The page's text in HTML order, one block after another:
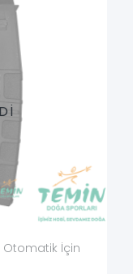
biçimde
Otomatik İçin